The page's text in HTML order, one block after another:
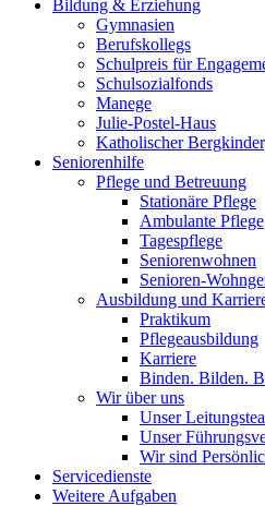
Bildung & Erziehung
Gymnasien
Berufskollegs
Schulpreis für
Schulsozialfonds
Manege
Julie-Postel-Haus
Katholischer
Seniorenhilfe
Pflege und Betreuung
Stationäre Pflege
Ambulante Pflege
Tagespflege
Seniorenwohnen
Senioren-
Ausbildung und
Praktikum
Pflegeausbildung
Karriere
Binden. Bilden.
Wir über uns
Unser
Unser
Wir sind
Servicedienste
Weitere Aufgaben